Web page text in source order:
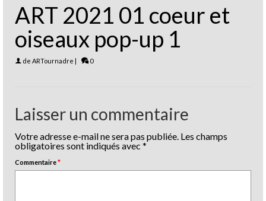
ART 2021 01 coeur et
oiseaux pop-up 1
de ARTournadre | 0
Laisser un commentaire
Votre adresse e-mail ne sera pas publiée. Les champs
obligatoires sont indiqués avec *
Commentaire*